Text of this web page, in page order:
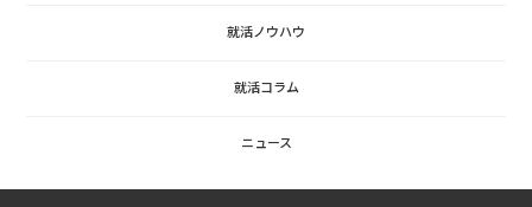
就活ノウハウ
就活コラム
ニュース